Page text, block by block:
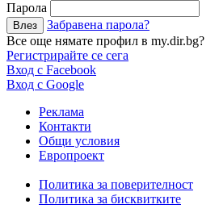
Парола
Забравена парола?
Все още нямате профил в my.dir.bg?
Регистрирайте се сега
Вход с Facebook
Вход с Google
Реклама
Контакти
Общи условия
Европроект
Политика за поверителност
Политика за бисквитките